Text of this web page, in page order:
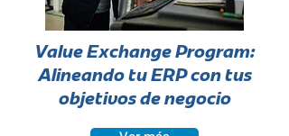
Value Exchange Program:
Alineando tu ERP con tus
objetivos de negocio